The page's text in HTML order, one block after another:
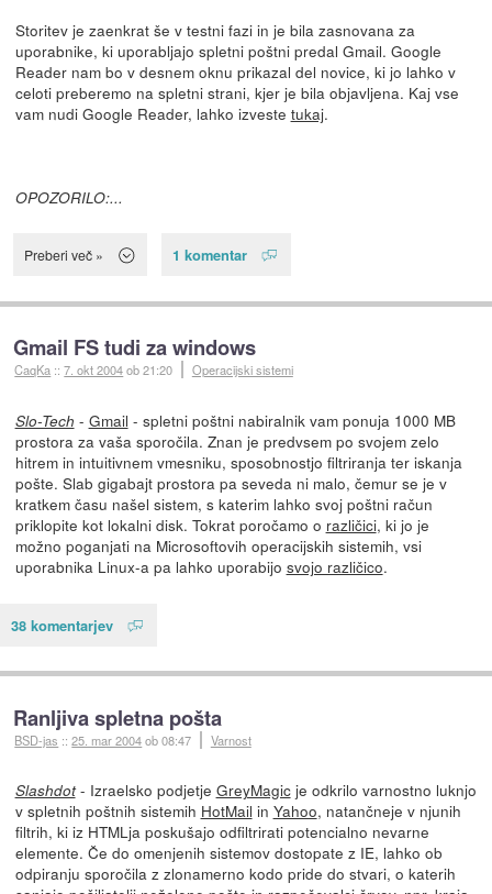
Storitev je zaenkrat še v testni fazi in je bila zasnovana za
uporabnike, ki uporabljajo spletni poštni predal Gmail. Google
Reader nam bo v desnem oknu prikazal del novice, ki jo lahko v
celoti preberemo na spletni strani, kjer je bila objavljena. Kaj vse
vam nudi Google Reader, lahko izveste tukaj.
OPOZORILO:...
Preberi več » 1 komentar
Gmail FS tudi za windows
CaqKa ::7. okt 2004ob 21:20 Operacijski sistemi
Slo-Tech - Gmail - spletni poštni nabiralnik vam ponuja 1000 MB
prostora za vaša sporočila. Znan je predvsem po svojem zelo
hitrem in intuitivnem vmesniku, sposobnostjo filtriranja ter iskanja
pošte. Slab gigabajt prostora pa seveda ni malo, čemur se je v
kratkem času našel sistem, s katerim lahko svoj poštni račun
priklopite kot lokalni disk. Tokrat poročamo o različici, ki jo je
možno poganjati na Microsoftovih operacijskih sistemih, vsi
uporabnika Linux-a pa lahko uporabijo svojo različico.
38 komentarjev
Ranljiva spletna pošta
BSD-jas ::25. mar 2004ob 08:47 Varnost
Slashdot- Izraelsko podjetje GreyMagicje odkrilo varnostno luknjo
v spletnih poštnih sistemih HotMail in Yahoo, natančneje v njunih
filtrih, ki iz HTMLja poskušajo odfiltrirati potencialno nevarne
elemente. Če do omenjenih sistemov dostopate z IE, lahko ob
odpiranju sporočila z zlonamerno kodo pride do stvari, o katerih